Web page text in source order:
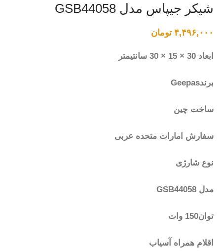
شیکر جیپاس مدل GSB44058
۴,۴۹۶,۰۰۰ تومان
ابعاد 30 × 15 × 30 سانتیمتر
برندGeepas
ساخت چین
سفارش امارات متحده عربی
نوع شارژی
مدل GSB44058
توان150 وات
اقلام همراه آسیاب